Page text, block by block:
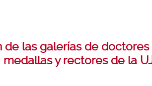
de las galerías de
medallas y rectores de la